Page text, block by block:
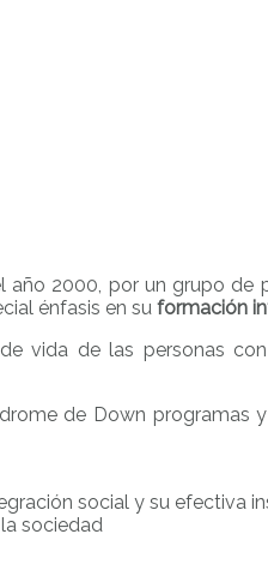
año 2000, por un grupo de
énfasis en su formación
vida de las personas
de Down
social y su efectiva
sociedad